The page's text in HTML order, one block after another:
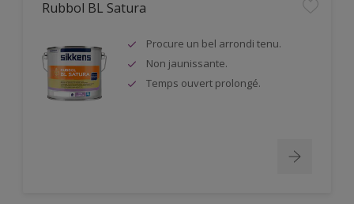
Rubbol BL Satura
Procure un bel arrondi tenu.
Non jaunissante.
Temps ouvert prolongé.